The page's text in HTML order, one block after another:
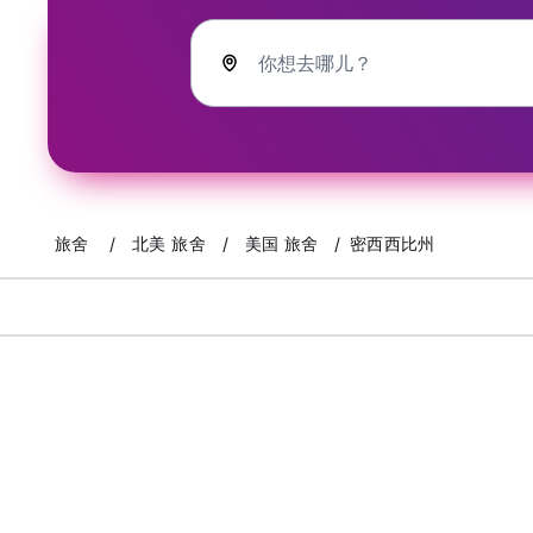
你想去哪儿？
旅舍 北美 旅舍 美国 旅舍 密西西比州